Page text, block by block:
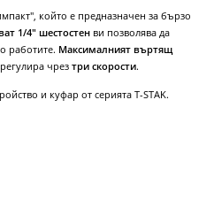
който е предназначен за бързо
1/4" шестостен ви позволява да
работите. Максималният въртящ
чрез три скорости.
и куфар от серията T-STAK.